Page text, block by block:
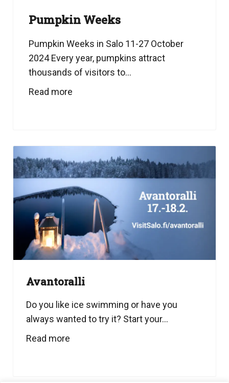
Pumpkin Weeks
Pumpkin Weeks in Salo 11-27 October
2024 Every year, pumpkins attract
thousands of visitors to...
Read more
Avantoralli
Do you like ice swimming or have you
always wanted to try it? Start your...
Read more